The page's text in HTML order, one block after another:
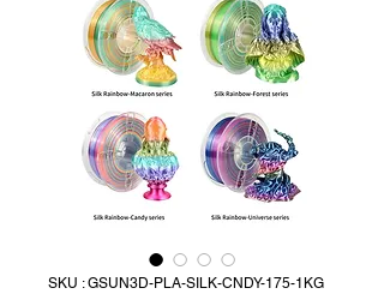
SKU : GSUN3D-PLA-SILK-CNDY-175-1KG